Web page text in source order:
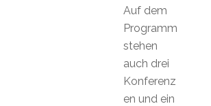
Auf dem
Programm
stehen
auch drei
Konferenz
en und ein